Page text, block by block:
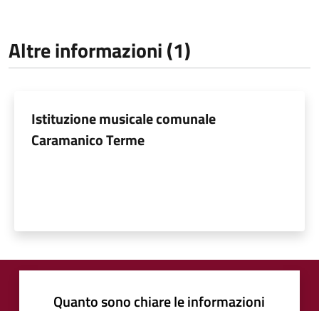
Altre informazioni (1)
Istituzione musicale comunale
Caramanico Terme
Quanto sono chiare le informazioni